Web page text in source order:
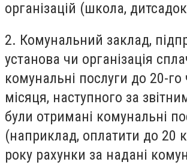
організацій (школа,
2. Комунальний заклад,
установа чи організація
комунальні послуги до 20-го
місяця, наступного за
були отримані комунальні
(наприклад, оплатити до 20
року рахунки за надані